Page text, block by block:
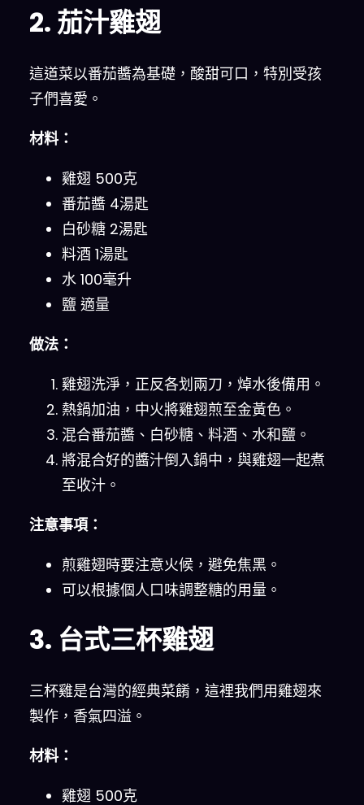
2. 茄汁雞翅
這道菜以番茄醬為基礎，酸甜可口，特別受孩
子們喜愛。
材料：
雞翅 500克
番茄醬 4湯匙
白砂糖 2湯匙
料酒 1湯匙
水 100毫升
鹽 適量
做法：
雞翅洗淨，正反各划兩刀，焯水後備用。
熱鍋加油，中火將雞翅煎至金黃色。
混合番茄醬、白砂糖、料酒、水和鹽。
將混合好的醬汁倒入鍋中，與雞翅一起煮
至收汁。
注意事項：
煎雞翅時要注意火候，避免焦黑。
可以根據個人口味調整糖的用量。
3. 台式三杯雞翅
三杯雞是台灣的經典菜餚，這裡我們用雞翅來
製作，香氣四溢。
材料：
雞翅 500克